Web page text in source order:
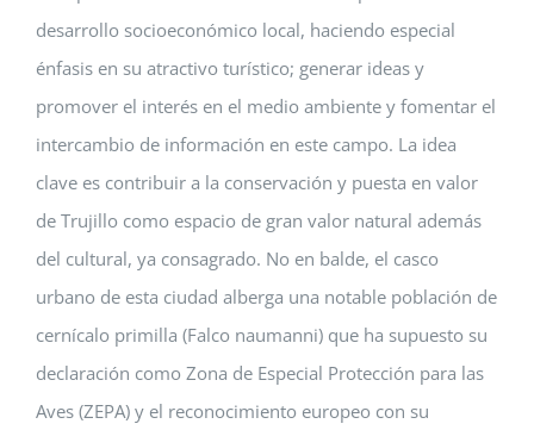
desarrollo socioeconómico local, haciendo especial
énfasis en su atractivo turístico; generar ideas y
promover el interés en el medio ambiente y fomentar el
intercambio de información en este campo. La idea
clave es contribuir a la conservación y puesta en valor
de Trujillo como espacio de gran valor natural además
del cultural, ya consagrado. No en balde, el casco
urbano de esta ciudad alberga una notable población de
cernícalo primilla (Falco naumanni) que ha supuesto su
declaración como Zona de Especial Protección para las
Aves (ZEPA) y el reconocimiento europeo con su